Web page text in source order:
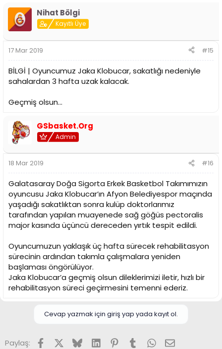
Nihat Bölgi
Kayıtlı Üye
17 Mar 2019 #15
BİLGİ | Oyuncumuz Jaka Klobucar, sakatlığı nedeniyle
sahalardan 3 hafta uzak kalacak.
Geçmiş olsun...
GSbasket.Org
Admin
18 Mar 2019 #16
Galatasaray Doğa Sigorta Erkek Basketbol Takımımızın
oyuncusu Jaka Klobucar’ın Afyon Belediyespor maçında
yaşadığı sakatlıktan sonra kulüp doktorlarımız
tarafından yapılan muayenede sağ göğüs pectoralis
major kasında üçüncü dereceden yırtık tespit edildi.
Oyuncumuzun yaklaşık üç hafta sürecek rehabilitasyon
sürecinin ardından takımla çalışmalara yeniden
başlaması öngörülüyor.
Jaka Klobucar’a geçmiş olsun dileklerimizi iletir, hızlı bir
rehabilitasyon süreci geçirmesini temenni ederiz.
Cevap yazmak için giriş yap yada kayıt ol.
Paylaş: FacebookX (Twitter)
BlueskyLinkedInPinterest
TumblrWhatsApp
E-posta